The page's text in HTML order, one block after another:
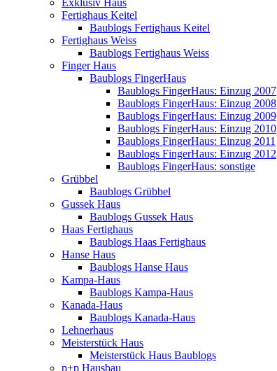
Exklusiv Haus
Fertighaus Keitel
Baublogs Fertighaus Keitel
Fertighaus Weiss
Baublogs Fertighaus Weiss
Finger Haus
Baublogs FingerHaus
Baublogs FingerHaus: Einzug 2007
Baublogs FingerHaus: Einzug 2008
Baublogs FingerHaus: Einzug 2009
Baublogs FingerHaus: Einzug 2010
Baublogs FingerHaus: Einzug 2011
Baublogs FingerHaus: Einzug 2012
Baublogs FingerHaus: sonstige
Grübbel
Baublogs Grübbel
Gussek Haus
Baublogs Gussek Haus
Haas Fertighaus
Baublogs Haas Fertighaus
Hanse Haus
Baublogs Hanse Haus
Kampa-Haus
Baublogs Kampa-Haus
Kanada-Haus
Baublogs Kanada-Haus
Lehnerhaus
Meisterstück Haus
Meisterstück Haus Baublogs
p+p Hausbau